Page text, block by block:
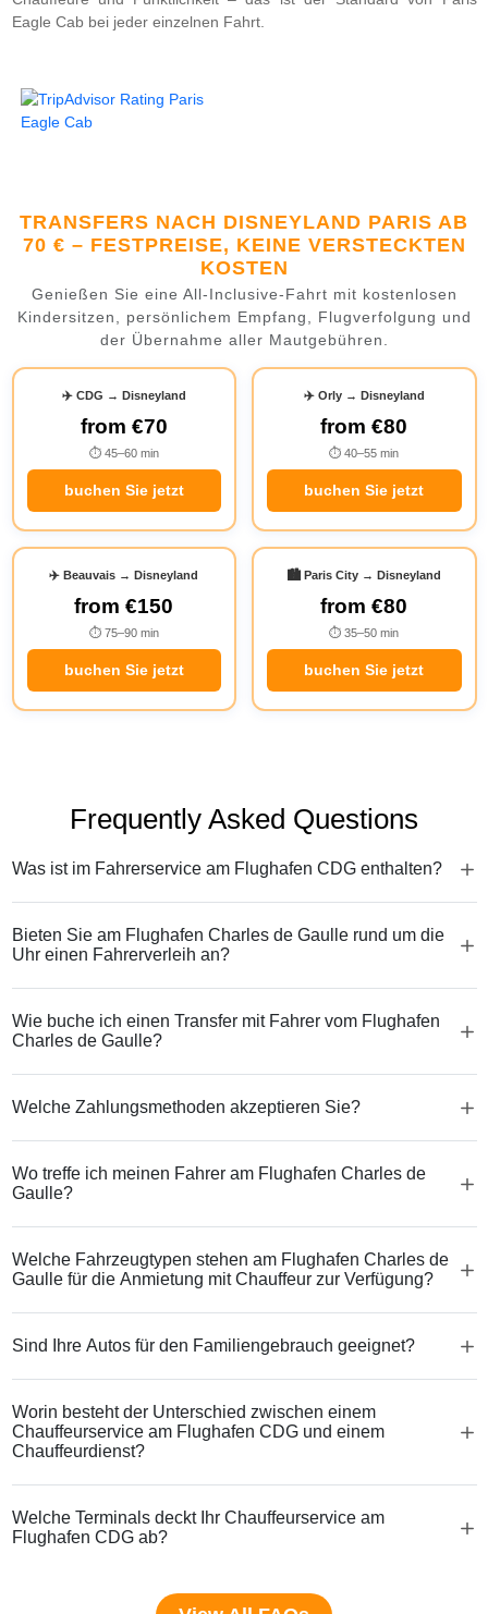
Eagle Cab bei jeder einzelnen Fahrt.
TRANSFERS NACH DISNEYLAND PARIS AB
70 € – FESTPREISE, KEINE VERSTECKTEN
KOSTEN
Genießen Sie eine All-Inclusive-Fahrt mit kostenlosen
Kindersitzen, persönlichem Empfang, Flugverfolgung und
der Übernahme aller Mautgebühren.
✈️ CDG → Disneyland
from €70
⏱ 45–60 min
buchen Sie jetzt
✈️ Orly → Disneyland
from€80
⏱ 40–55 min
buchen Sie jetzt
✈️ Beauvais → Disneyland
from€150
⏱ 75–90 min
buchen Sie jetzt
🏙️ Paris City → Disneyland
from€80
⏱ 35–50 min
buchen Sie jetzt
Frequently Asked Questions
Was ist im Fahrerservice am Flughafen CDG enthalten?
Bieten Sie am Flughafen Charles de Gaulle rund um die
Uhr einen Fahrerverleih an?
Wie buche ich einen Transfer mit Fahrer vom Flughafen
Charles de Gaulle?
Welche Zahlungsmethoden akzeptieren Sie?
Wo treffe ich meinen Fahrer am Flughafen Charles de
Gaulle?
Welche Fahrzeugtypen stehen am Flughafen Charles de
Gaulle für die Anmietung mit Chauffeur zur Verfügung?
Sind Ihre Autos für den Familiengebrauch geeignet?
Worin besteht der Unterschied zwischen einem
Chauffeurservice am Flughafen CDG und einem
Chauffeurdienst?
Welche Terminals deckt Ihr Chauffeurservice am
Flughafen CDG ab?